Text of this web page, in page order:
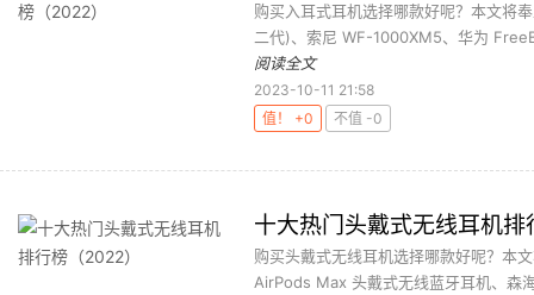
购买入耳式耳机选择哪款好呢？本文将
二代)、索尼 WF-1000XM5、华为
阅读全文
2023-10-11 21:58
值！ +0
不值 -0
十大热门头戴式无线耳机
购买头戴式无线耳机选择哪款好呢？本
AirPods Max 头戴式无线蓝牙耳机、森